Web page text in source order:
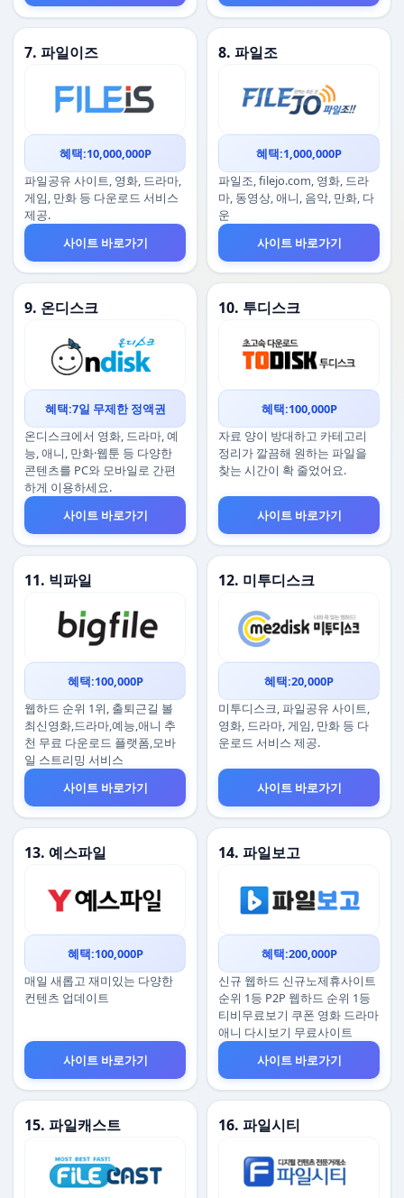
7. 파일이즈
혜택:10,000,000P
파일공유 사이트, 영화, 드라마,
게임, 만화 등 다운로드 서비스
제공.
사이트 바로가기
8. 파일조
혜택:1,000,000P
파일조, filejo.com, 영화, 드라
마, 동영상, 애니, 음악, 만화, 다
운
사이트 바로가기
9. 온디스크
혜택:7일 무제한 정액권
온디스크에서 영화, 드라마, 예
능, 애니, 만화·웹툰 등 다양한
콘텐츠를 PC와 모바일로 간편
하게 이용하세요.
사이트 바로가기
10. 투디스크
혜택:100,000P
자료 양이 방대하고 카테고리
정리가 깔끔해 원하는 파일을
찾는 시간이 확 줄었어요.
사이트 바로가기
11. 빅파일
혜택:100,000P
웹하드 순위 1위, 출퇴근길 볼
최신영화,드라마,예능,애니 추
천 무료 다운로드 플랫폼,모바
일 스트리밍 서비스
사이트 바로가기
12. 미투디스크
혜택:20,000P
미투디스크, 파일공유 사이트,
영화, 드라마, 게임, 만화 등 다
운로드 서비스 제공.
사이트 바로가기
13. 예스파일
혜택:100,000P
매일 새롭고 재미있는 다양한
컨텐츠 업데이트
사이트 바로가기
14. 파일보고
혜택:200,000P
신규 웹하드 신규노제휴사이트
순위 1등 P2P 웹하드 순위 1등
티비무료보기 쿠폰 영화 드라마
애니 다시보기 무료사이트
사이트 바로가기
15. 파일캐스트 16. 파일시티